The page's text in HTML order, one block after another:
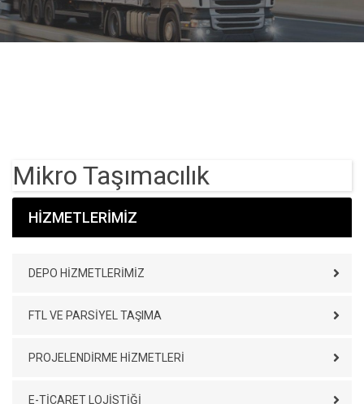
Mikro Taşımacılık
HİZMETLERİMİZ
DEPO HIZMETLERIMIZ
FTL VE PARSIYEL TAŞIMA
PROJELENDIRME HIZMETLERI
E-TICARET LOJISTIĞI